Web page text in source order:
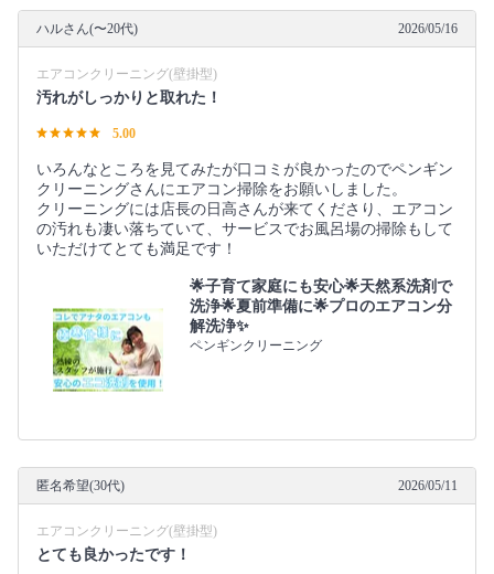
ハルさん(〜20代) 2026/05/16
エアコンクリーニング(壁掛型)
汚れがしっかりと取れた！
5.00
いろんなところを見てみたが口コミが良かったのでペンギン
クリーニングさんにエアコン掃除をお願いしました。
クリーニングには店長の日高さんが来てくださり、エアコン
の汚れも凄い落ちていて、サービスでお風呂場の掃除もして
いただけてとても満足です！
🌟子育て家庭にも安心🌟天然系洗剤で
洗浄🌟夏前準備に🌟プロのエアコン分
解洗浄✨
ペンギンクリーニング
匿名希望(30代) 2026/05/11
エアコンクリーニング(壁掛型)
とても良かったです！